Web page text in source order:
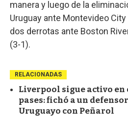
manera y luego de la
Uruguay ante Montevideo
dos derrotas ante Boston
(3-1).
RELACIONADAS
Liverpool sigue activo en
pases: fichó a un
Uruguayo con Peñarol